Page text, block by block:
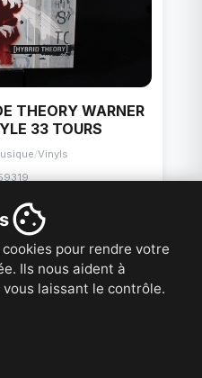
pour rendre votre
Ils nous aident à
laissant le contrôle.
THEORY WARNER
33 TOURS
/Vinyls